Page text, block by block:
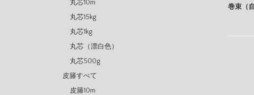
丸芯10m
丸芯15kg
丸芯1kg
丸芯（漂白色）
丸芯500g
皮籐すべて
皮籐10m
巻束（